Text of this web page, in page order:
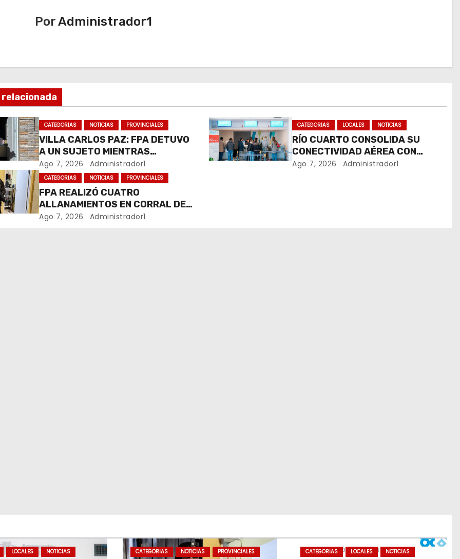
PorAdministrador1
CATEGORIAS NOTICIAS PROVINCIALES
VILLA CARLOS PAZ: FPA DETUVO
A UN SUJETO MIENTRAS
COMERCIALIZABA COCAÍNA Y
MARIHUANA EN UNA PLAZA
Ago 7, 2026 Administrador1
CATEGORIAS LOCALES NOTICIAS
RÍO CUARTO CONSOLIDA SU
CONECTIVIDAD AÉREA CON
CUATRO VUELOS SEMANALES A
Ago 7, 2026 Administrador1
CATEGORIAS NOTICIAS PROVINCIALES
FPA REALIZÓ CUATRO
ALLANAMIENTOS EN CORRAL DE
BUSTOS-IFFLINGER
Ago 7, 2026 Administrador1
LOCALES NOTICIAS CATEGORIAS NOTICIAS PROVINCIALES CATEGORIAS LOCALES NOTICIAS